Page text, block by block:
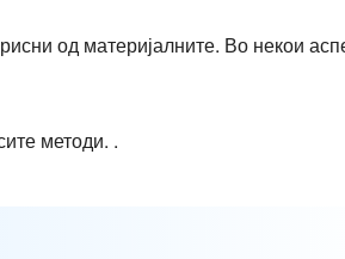
од материјалните. Во некои
методи. .